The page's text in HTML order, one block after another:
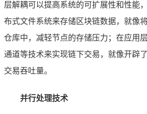
层解耦可以提高系统的可扩展性和性能
布式文件系统来存储区块链数据，就像
仓库中，减轻节点的存储压力；在应用
通道等技术来实现链下交易，就像开辟
交易吞吐量。
并行处理技术